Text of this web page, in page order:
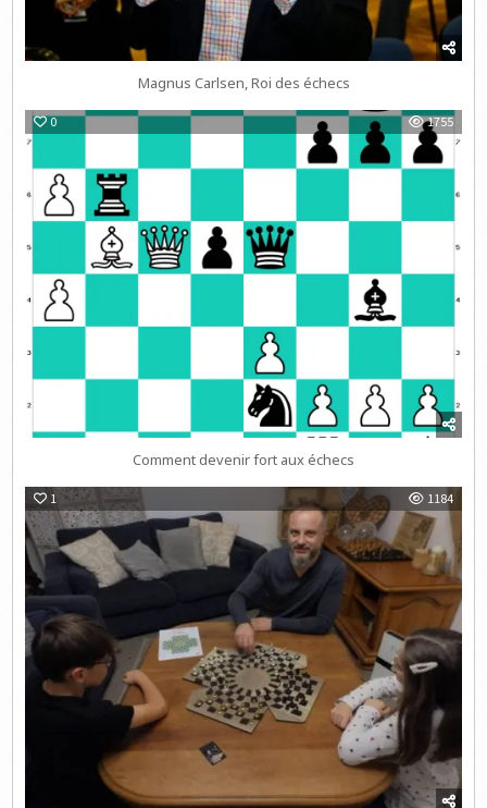
Magnus Carlsen, Roi des échecs
0 1755
Comment devenir fort aux échecs
1 1184